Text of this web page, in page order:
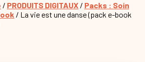
/ PRODUITS DIGITAUX / Packs : Soin
/ La vie est une danse (pack e-book